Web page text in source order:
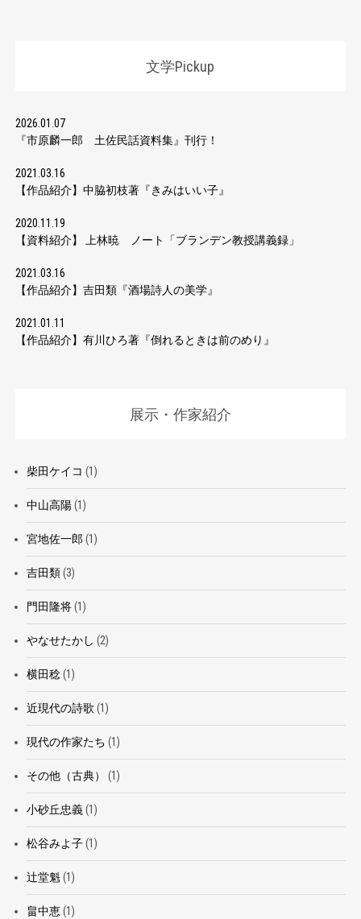
文学Pickup
2026.01.07
『市原麟一郎 土佐民話資料集』刊行！
2021.03.16
【作品紹介】中脇初枝著『きみはいい子』
2020.11.19
【資料紹介】 上林暁 ノート「ブランデン教授講義録」
2021.03.16
【作品紹介】吉田類『酒場詩人の美学』
2021.01.11
【作品紹介】有川ひろ著『倒れるときは前のめり』
展示・作家紹介
柴田ケイコ (1)
中山高陽(1)
宮地佐一郎 (1)
吉田類(3)
門田隆将(1)
やなせたかし (2)
横田稔(1)
近現代の詩歌 (1)
現代の作家たち (1)
その他（古典） (1)
小砂丘忠義(1)
松谷みよ子(1)
辻堂魁(1)
畠中恵(1)